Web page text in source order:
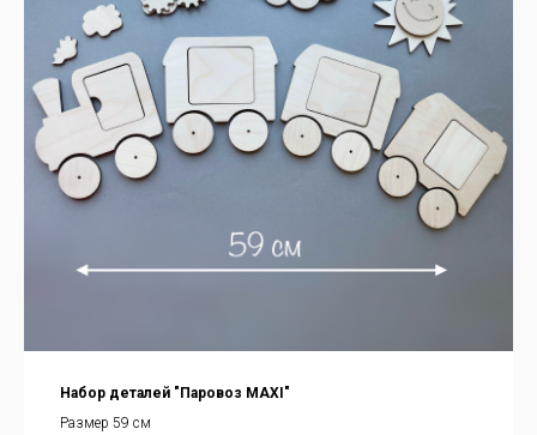
Набор деталей "Паровоз MAXI"
Размер 59 см